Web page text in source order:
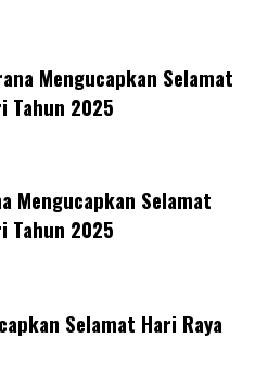
Mengucapkan Selamat
Tahun 2025
Mengucapkan Selamat
Tahun 2025
Selamat Hari Raya